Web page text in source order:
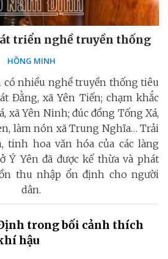
triển nghề truyền thống
HỒNG MINH
có nhiều nghề truyền thống tiêu
Đằng, xã Yên Tiến; chạm khắc
xã Yên Ninh; đúc đồng Tống Xá,
làm nón xã Trung Nghĩa… Trải
tinh hoa văn hóa của các làng
Ý Yên đã được kế thừa và phát
thu nhập ổn định cho người
dân.
trong bối cảnh thích
hậu